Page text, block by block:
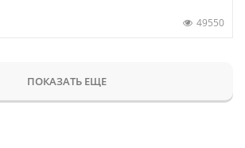
49550
ПОКАЗАТЬ ЕЩЕ